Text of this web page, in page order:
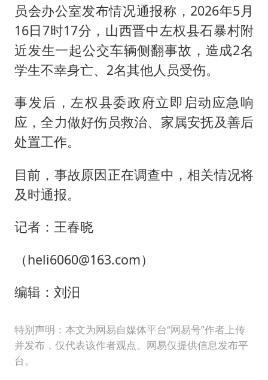
员会办公室发布情况通报称，2026年5月
16日7时17分，山西晋中左权县石暴村附
近发生一起公交车辆侧翻事故，造成2名
学生不幸身亡、2名其他人员受伤。
事发后，左权县委政府立即启动应急响
应，全力做好伤员救治、家属安抚及善后
处置工作。
目前，事故原因正在调查中，相关情况将
及时通报。
记者：王春晓
（heli6060@163.com）
编辑：刘汨
特别声明：本文为网易自媒体平台“网易号”作者上传
并发布，仅代表该作者观点。网易仅提供信息发布平
台。